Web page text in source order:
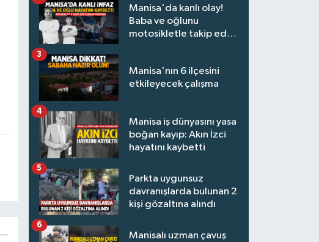
Manisa'da kanlı olay!
Baba ve oğlunu
motosikletle takip edip
Manisa'nın 6 ilçesini
etkileyecek çalışma
3
Manisa iş dünyasını yasa
boğan kayıp: Akın İzci
hayatını kaybetti
4
Parkta uygunsuz
davranışlarda bulunan 2
kişi gözaltına alındı
5
Manisalı uzman çavuş
6